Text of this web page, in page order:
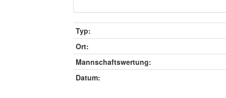
Typ:
Ort:
Mannschaftswertung:
Datum: